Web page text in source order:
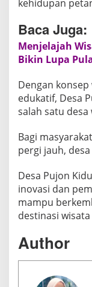
kehidupan
Baca Juga:
Menjelajah
Bikin Lupa
Dengan
edukatif, Desa
salah satu
Bagi
pergi jauh,
Desa Pujon
inovasi dan
mampu
destinasi
Author